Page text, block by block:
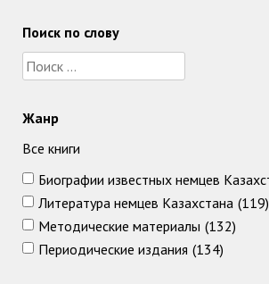
Поиск по слову
Жанр
Все книги
Биографии известных немцев
Литература немцев Казахстана (119)
Методические материалы (132)
Периодические издания (134)